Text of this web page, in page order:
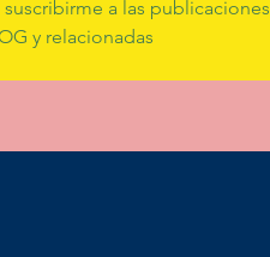
suscribirme a las publicaciones
y relacionadas